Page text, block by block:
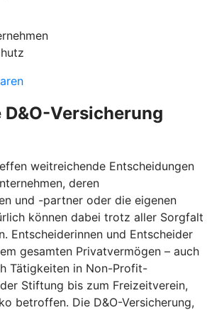
D&O-Versicherung
weitreichende Entscheidungen
deren
und -partner oder die eigenen
können dabei trotz aller Sorgfalt
Entscheiderinnen und Entscheider
gesamten Privatvermögen – auch
Tätigkeiten in Non-Profit-
Stiftung bis zum Freizeitverein,
betroffen. Die D&O-Versicherung,